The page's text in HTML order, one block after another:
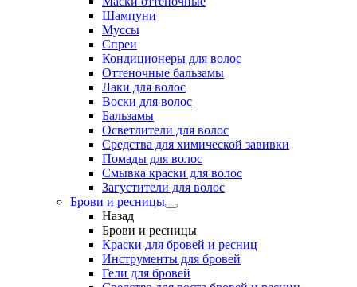
Шампуни
Муссы
Спреи
Кондиционеры для волос
Оттеночные бальзамы
Лаки для волос
Воски для волос
Бальзамы
Осветлители для волос
Средства для химической завивки
Помады для волос
Смывка краски для волос
Загустители для волос
Брови и ресницы
Назад
Брови и ресницы
Краски для бровей и ресниц
Инструменты для бровей
Гели для бровей